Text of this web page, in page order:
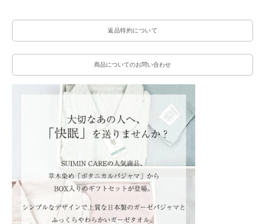
返品特約について
商品についてのお問い合わせ